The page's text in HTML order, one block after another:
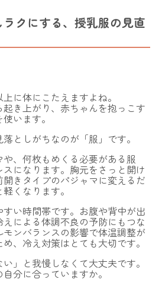
クにする、授乳服の見直
に体にこたえますよね。
き上がり、赤ちゃんを抱っこす
います。
としがちなのが「服」です。
、何枚もめくる必要がある服
になります。胸元をさっと開け
開きタイプのパジャマに変えるだ
くなります。
すい時間帯です。お腹や背中が出
による体調不良の予防にもつな
ンバランスの影響で体温調整が
、冷え対策はとても大切です。
い」と我慢しなくて大丈夫です。
分に合っていますか。